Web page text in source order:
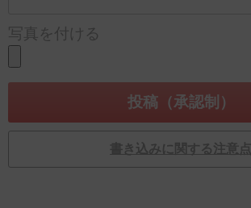
写真を付ける
書き込みに関する注意点